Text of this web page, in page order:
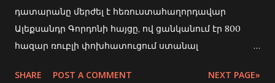
դատարանը մերժել է հեռուստահաղորդավար
Ալեքսանդր Գորդոնի հայցը, ով ցանկանում էր 800
հազար ռուբլի փոխհատուցում ստանալ
Գորդոնի փոխադարձ մեղադրանքների
SHARE POST A COMMENT NEXT PAGE»